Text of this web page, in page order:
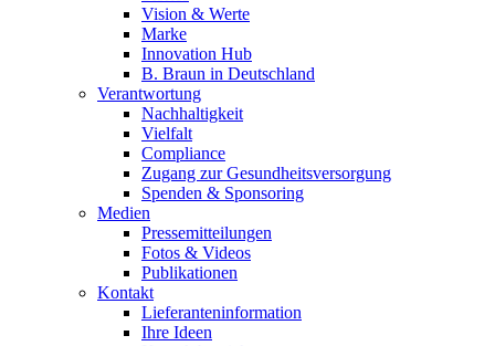
Gut zu wissen
MDR, eIFU & Co. – hier finden Sie nützliche Informationen
Im Dialog mit B. Braun. Hier treten Sie mit uns in Verbindung.
Vision & Werte
Marke
Innovation Hub
B. Braun in Deutschland
Verantwortung
Nachhaltigkeit
Vielfalt
Compliance
Zugang zur Gesundheitsversorgung
Spenden & Sponsoring
Medien
Pressemitteilungen
Fotos & Videos
Publikationen
Kontakt
Lieferanteninformation
Ihre Ideen